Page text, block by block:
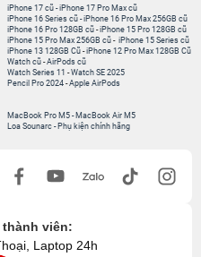
iPhone 17 cũ-iPhone 17 Pro Max cũ
iPhone 16 Series cũ- iPhone 16 Pro Max 256GB cũ
iPhone 16 Pro 128GB cũ-iPhone 15 Pro 128GB cũ
iPhone 15 Pro Max 256GB cũ- iPhone 15 Series cũ
iPhone 13 128GB Cũ-iPhone 12 Pro Max 128GB Cũ
Watch cũ-AirPods cũ
Watch Series 11 -Watch SE 2025
Pencil Pro 2024-Apple AirPods
MacBook Pro M5- MacBook Air M5
Loa Sounarc- Phụ kiện chính hãng
thành viên:
Laptop 24h